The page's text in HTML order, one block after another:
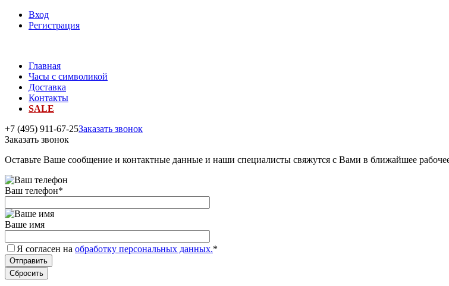
Вход
Регистрация
Главная
Часы с символикой
Доставка
Контакты
SALE
+7 (495) 911-67-25Заказать звонок
Заказать звонок
Оставьте Ваше сообщение и контактные данные и наши специалисты свяжутся с Вами в ближайшее
Ваш телефон*
Ваше имя
Я согласен на обработку персональных данных.*